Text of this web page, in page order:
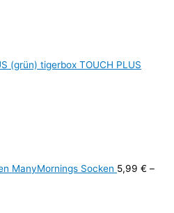
tigerbox TOUCH PLUS
ManyMornings Socken 5,99 € –